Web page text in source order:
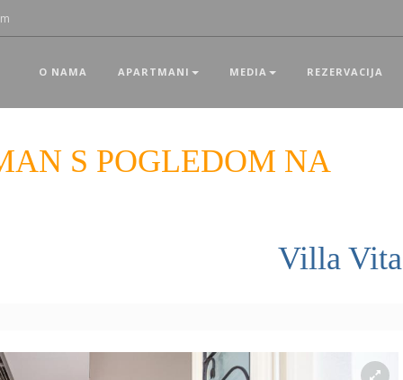
O NAMA APARTMANI MEDIA REZERVACIJA
S POGLEDOM NA
Villa Vita